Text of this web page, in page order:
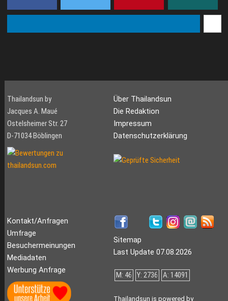
Thailandsun by
Jacques A. Maué
Ostelsheimer Str. 27
D-71034 Böblingen
Über Thailandsun
Die Redaktion
Impressum
Datenschutzerklärung
Kontakt/Anfragen
Umfrage
Besuchermeinungen
Mediadaten
Werbung Anfrage
Sitemap
Last Update 07.08.2026
M: 46 Y: 2736 A: 14091
Thailandsun is powered by